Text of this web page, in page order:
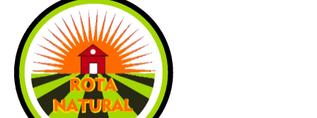
conteúdo